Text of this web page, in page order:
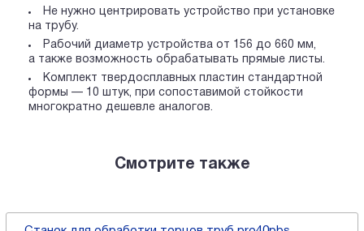
Не нужно центрировать устройство при установке
на трубу.
Рабочий диаметр устройства от 156 до 660 мм,
а также возможность обрабатывать прямые листы.
Комплект твердосплавных пластин стандартной
формы — 10 штук, при сопоставимой стойкости
многократно дешевле аналогов.
Смотрите также